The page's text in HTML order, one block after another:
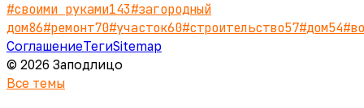
#своими руками143#загородный
дом86#ремонт70#участок60#строительство57#дом54#
СоглашениеТегиSitemap
© 2026 Заподлицо
Все темы